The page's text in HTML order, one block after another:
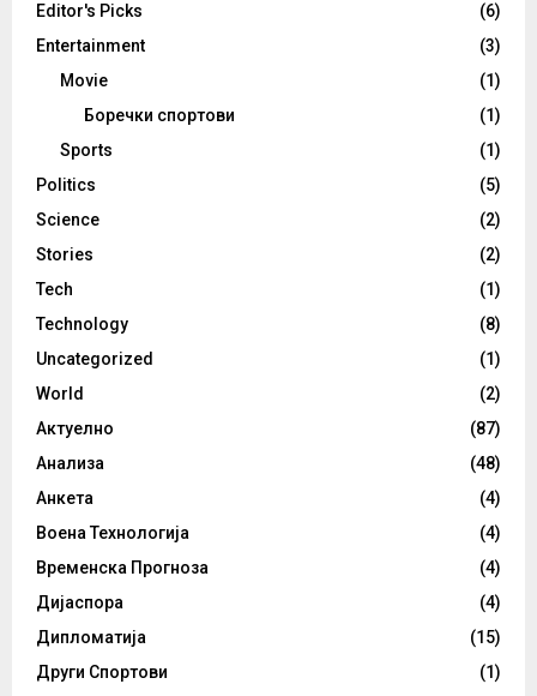
Editor's Picks
(6)
Entertainment
(3)
Movie
(1)
Боречки спортови
(1)
Sports
(1)
Politics
(5)
Science
(2)
Stories
(2)
Tech
(1)
Technology
(8)
Uncategorized
(1)
World
(2)
Актуелно
(87)
Анализа
(48)
Анкета
(4)
Воена Технологија
(4)
Временска Прогноза
(4)
Дијаспора
(4)
Дипломатија
(15)
Други Спортови
(1)